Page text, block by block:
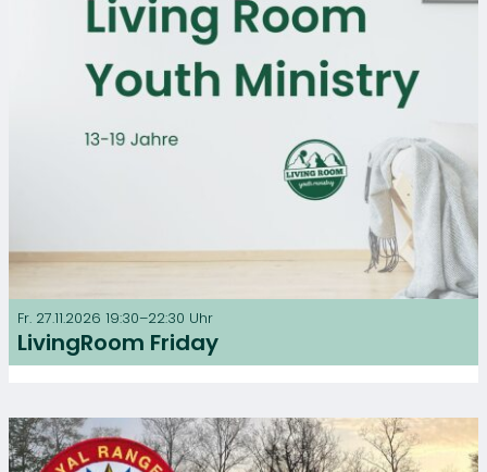
Fr. 27.11.2026 19:30–22:30 Uhr
LivingRoom Friday